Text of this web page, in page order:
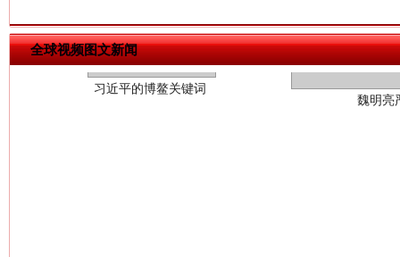
全球视频图文新闻